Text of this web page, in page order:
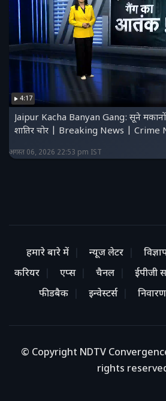
4:17
Jaipur Kacha Banyan Gang: सूने
शातिर चोर | Breaking News | Crime
अगस्त 06, 2026 22:53 pm IST
हमारे बारे में न्यूज लेटर
करियर
एप्स चैनल ईपीजी
फीडबैक
इन्वेस्टर्स निवारण
© Copyright NDTV
rights